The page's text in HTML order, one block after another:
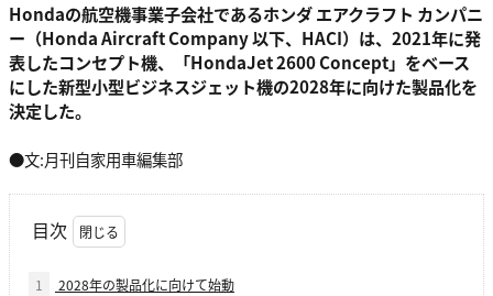
Hondaの航空機事業子会社であるホンダ エアクラフト カンパニ
ー（Honda Aircraft Company 以下、HACI）は、2021年に発
表したコンセプト機、「HondaJet 2600 Concept」をベース
にした新型小型ビジネスジェット機の2028年に向けた製品化を
決定した。
●文:月刊自家用車編集部
目次
1
2028年の製品化に向けて始動